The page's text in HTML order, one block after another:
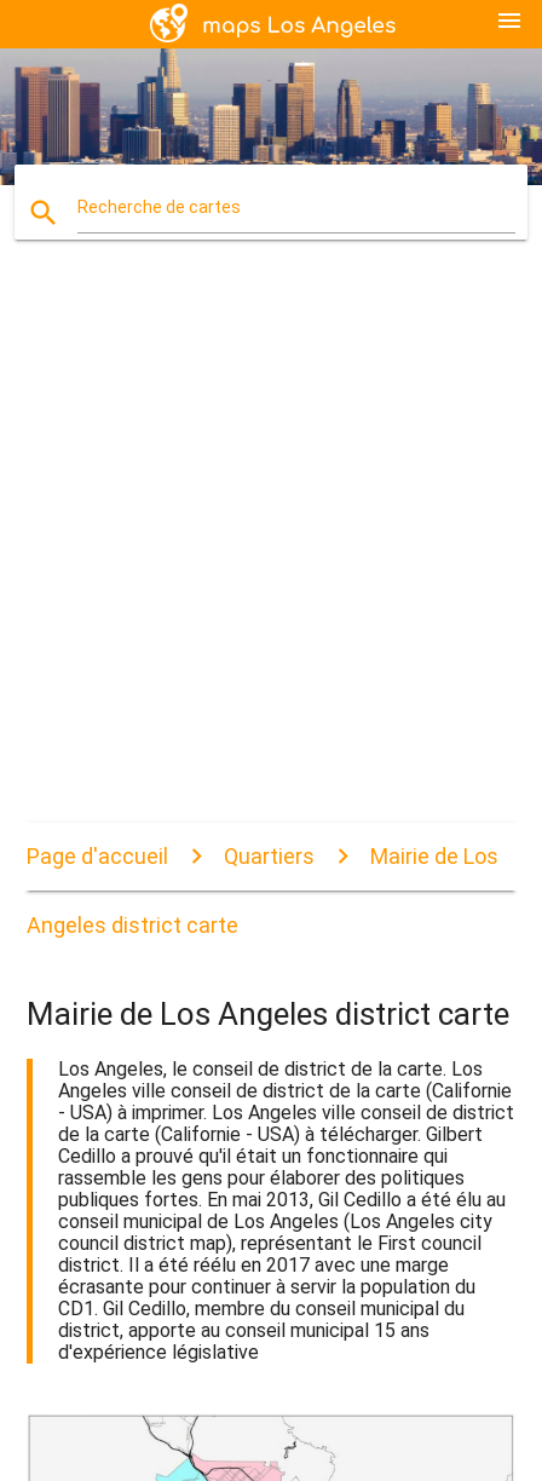
menu
search Recherche de cartes
Page d'accueil Quartiers Mairie de Los
Angeles district carte
Mairie de Los Angeles district carte
Los Angeles, le conseil de district de la carte. Los
Angeles ville conseil de district de la carte (Californie
- USA) à imprimer. Los Angeles ville conseil de district
de la carte (Californie - USA) à télécharger. Gilbert
Cedillo a prouvé qu'il était un fonctionnaire qui
rassemble les gens pour élaborer des politiques
publiques fortes. En mai 2013, Gil Cedillo a été élu au
conseil municipal de Los Angeles (Los Angeles city
council district map), représentant le First council
district. Il a été réélu en 2017 avec une marge
écrasante pour continuer à servir la population du
CD1. Gil Cedillo, membre du conseil municipal du
district, apporte au conseil municipal 15 ans
d'expérience législative